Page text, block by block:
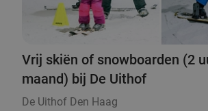
Vrij skiën of snowboarden (2
maand) bij De Uithof
De Uithof Den Haag